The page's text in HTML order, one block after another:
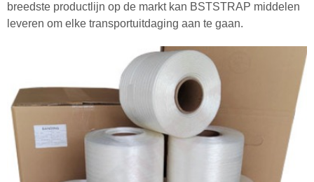
breedste productlijn op de markt kan BSTSTRAP middelen
leveren om elke transportuitdaging aan te gaan.